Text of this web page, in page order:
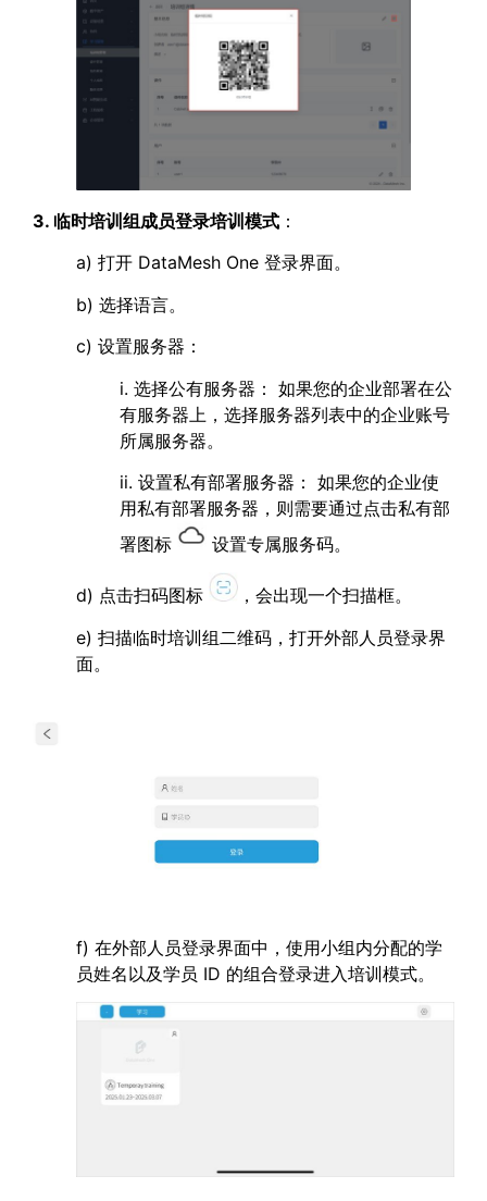
3. 临时培训组成员登录培训模式 ：
a) 打开 DataMesh One 登录界面。
b) 选择语言。
c) 设置服务器：
i. 选择公有服务器： 如果您的企业部署在公
有服务器上，选择服务器列表中的企业账号
所属服务器。
ii. 设置私有部署服务器： 如果您的企业使
用私有部署服务器，则需要通过点击私有部
署图标
设置专属服务码。
d) 点击扫码图标
，会出现一个扫描框。
e) 扫描临时培训组二维码，打开外部人员登录界
面。
f) 在外部人员登录界面中，使用小组内分配的学
员姓名以及学员 ID 的组合登录进入培训模式。